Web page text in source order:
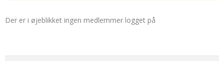
Der er i øjeblikket ingen medlemmer logget på